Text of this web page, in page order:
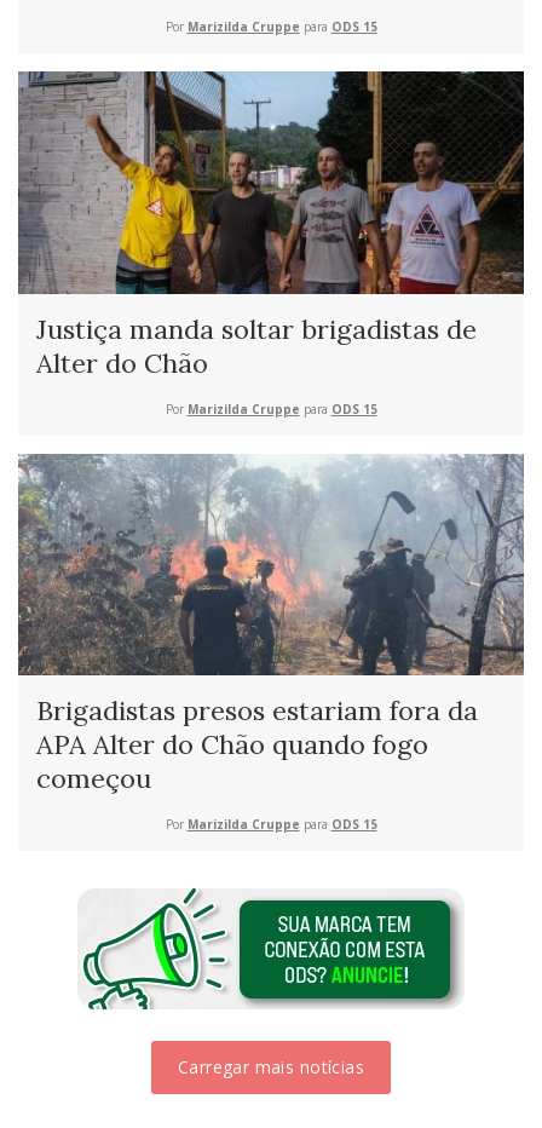
Por Marizilda Cruppe para ODS 15
Justiça manda soltar brigadistas de
Alter do Chão
Por Marizilda Cruppe para ODS 15
Brigadistas presos estariam fora da
APA Alter do Chão quando fogo
começou
Por Marizilda Cruppe para ODS 15
Carregar mais notícias